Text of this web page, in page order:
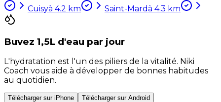
Cuisyà 4.2 km Saint-Mardà 4.3 km
Buvez 1,5L d'eau par jour
L'hydratation est l'un des piliers de la vitalité. Niki
Coach vous aide à développer de bonnes habitudes
au quotidien.
Télécharger sur iPhone Télécharger sur Android